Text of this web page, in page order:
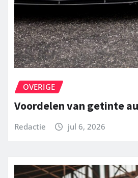
OVERIGE
Voordelen van getinte
Redactie jul 6, 2026